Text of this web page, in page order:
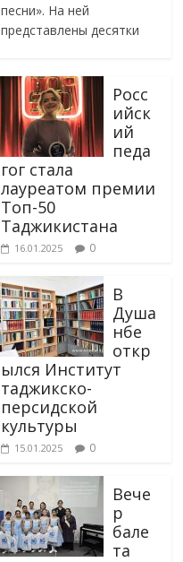
песни». На ней
представлены десятки
Росс
ийск
ий
педа
гог стала
лауреатом премии
Топ-50
Таджикистана
16.01.2025 0
В
Душа
нбе
откр
ылся Институт
таджикско-
персидской
культуры
15.01.2025 0
Вече
р
бале
та